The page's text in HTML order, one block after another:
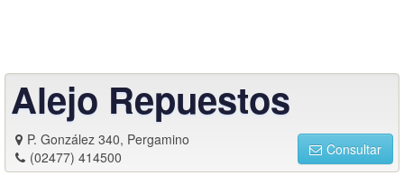
Alejo Repuestos
P. González 340, Pergamino
(02477) 414500
Consultar